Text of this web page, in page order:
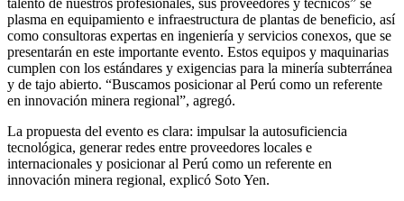
plasma en equipamiento e infraestructura de plantas de beneficio, así
como consultoras expertas en ingeniería y servicios conexos, que se
presentarán en este importante evento. Estos equipos y maquinarias
cumplen con los estándares y exigencias para la minería subterránea
y de tajo abierto. “Buscamos posicionar al Perú como un referente
en innovación minera regional”, agregó.
La propuesta del evento es clara: impulsar la autosuficiencia
tecnológica, generar redes entre proveedores locales e
internacionales y posicionar al Perú como un referente en
innovación minera regional, explicó Soto Yen.